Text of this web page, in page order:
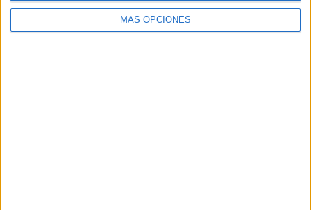
MÁS OPCIONES
SIGUE NUESTROS TABLEROS EN
PINTEREST